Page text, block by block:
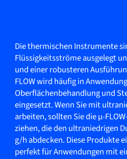
Die thermischen Instrumente
Flüssigkeitsströme ausgelegt
und einer robusteren
FLOW wird häufig in
Oberflächenbehandlung und
eingesetzt. Wenn Sie mit
arbeiten, sollten Sie die µ-
ziehen, die den ultraniedrigen
g/h abdecken. Diese Produkte
perfekt für Anwendungen mit